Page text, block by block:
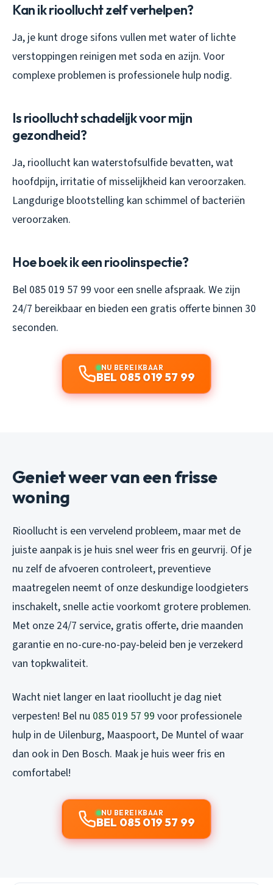
Kan ik rioollucht zelf verhelpen?
Ja, je kunt droge sifons vullen met water of lichte
verstoppingen reinigen met soda en azijn. Voor
complexe problemen is professionele hulp nodig.
Is rioollucht schadelijk voor mijn
gezondheid?
Ja, rioollucht kan waterstofsulfide bevatten, wat
hoofdpijn, irritatie of misselijkheid kan veroorzaken.
Langdurige blootstelling kan schimmel of bacteriën
veroorzaken.
Hoe boek ik een rioolinspectie?
Bel 085 019 57 99 voor een snelle afspraak. We zijn
24/7 bereikbaar en bieden een gratis offerte binnen 30
seconden.
NU BEREIKBAAR
BEL 085 019 57 99
Geniet weer van een frisse
woning
Rioollucht is een vervelend probleem, maar met de
juiste aanpak is je huis snel weer fris en geurvrij. Of je
nu zelf de afvoeren controleert, preventieve
maatregelen neemt of onze deskundige loodgieters
inschakelt, snelle actie voorkomt grotere problemen.
Met onze 24/7 service, gratis offerte, drie maanden
garantie en no-cure-no-pay-beleid ben je verzekerd
van topkwaliteit.
Wacht niet langer en laat rioollucht je dag niet
verpesten! Bel nu 085 019 57 99 voor professionele
hulp in de Uilenburg, Maaspoort, De Muntel of waar
dan ook in Den Bosch. Maak je huis weer fris en
comfortabel!
NU BEREIKBAAR
BEL 085 019 57 99